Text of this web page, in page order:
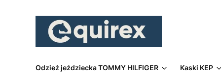
Odzież jeździecka TOMMY HILFIGER Kaski KEP